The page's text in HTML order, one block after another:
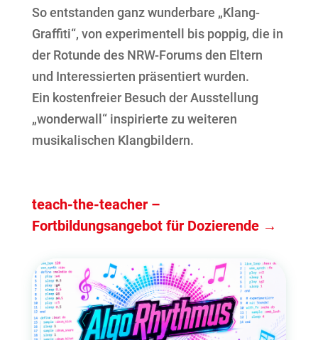
So entstanden ganz wunderbare „Klang-
Graffiti“, von experimentell bis poppig, die in
der Rotunde des NRW-Forums den Eltern
und Interessierten präsentiert wurden.
Ein kostenfreier Besuch der Ausstellung
„wonderwall“ inspirierte zu weiteren
musikalischen Klangbildern.
teach-the-teacher –
Fortbildungsangebot für Dozierende→